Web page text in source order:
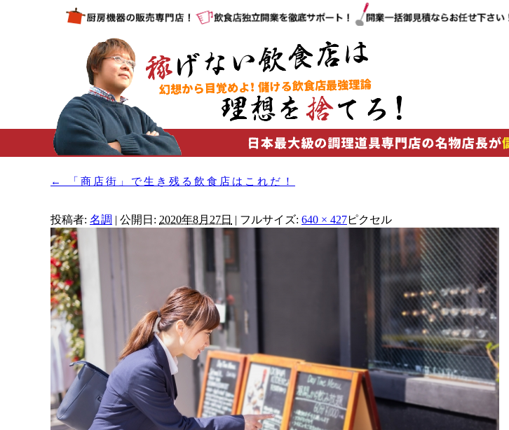
← 「商店街」で生き残る飲食店はこれだ！
投稿者: 名調 | 公開日: 2020年8月27日 | フルサイズ: 640 × 427ピクセル